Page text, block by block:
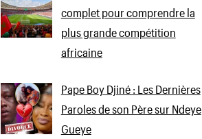
complet pour comprendre la
plus grande compétition
africaine
Pape Boy Djiné : Les Dernières
Paroles de son Père sur Ndeye
Gueye